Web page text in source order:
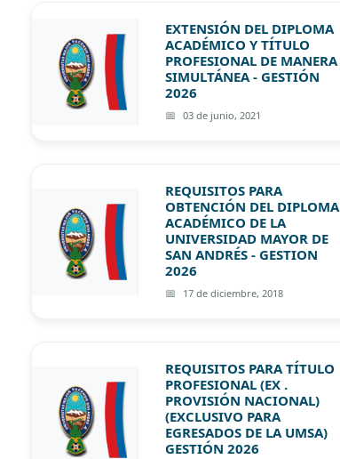
EXTENSIÓN DEL DIPLOMA
ACADÉMICO Y TÍTULO
PROFESIONAL DE MANERA
SIMULTÁNEA - GESTIÓN
2026
03 de junio, 2021
REQUISITOS PARA
OBTENCIÓN DEL DIPLOMA
ACADÉMICO DE LA
UNIVERSIDAD MAYOR DE
SAN ANDRÉS - GESTION
2026
17 de diciembre, 2018
REQUISITOS PARA TÍTULO
PROFESIONAL (EX .
PROVISIÓN NACIONAL)
(EXCLUSIVO PARA
EGRESADOS DE LA UMSA)
GESTIÓN 2026